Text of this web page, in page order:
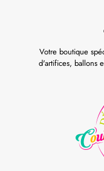
Votre boutique
d'artifices, ballons